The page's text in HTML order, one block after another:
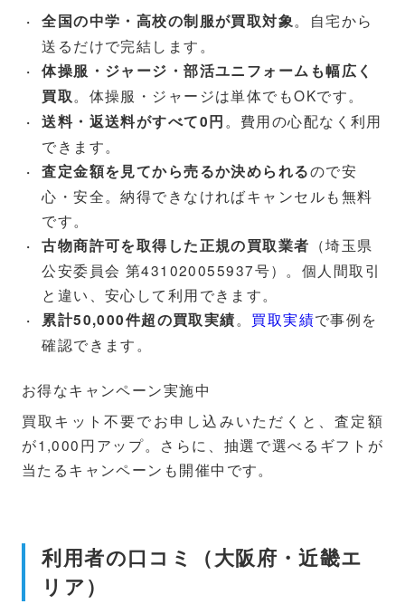
全国の中学・高校の制服が買取対象。自宅から
送るだけで完結します。
体操服・ジャージ・部活ユニフォームも幅広く
買取。体操服・ジャージは単体でもOKです。
送料・返送料がすべて0円 。費用の心配なく利用
できます。
査定金額を見てから売るか決められるので安
心・安全。納得できなければキャンセルも無料
です。
古物商許可を取得した正規の買取業者 （埼玉県
公安委員会 第431020055937号）。個人間取引
と違い、安心して利用できます。
累計50,000件超の買取実績。 買取実績で事例を
確認できます。
お得なキャンペーン実施中
買取キット不要でお申し込みいただくと、査定額
が1,000円アップ。さらに、抽選で選べるギフトが
当たるキャンペーンも開催中です。
利用者の口コミ（大阪府・近畿エ
リア）